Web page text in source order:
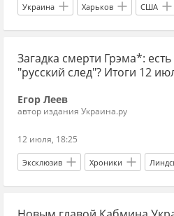
Украина Харьков США
Сергей Корецкий Тарас Качка
Михаил Федоров Нафтогаз
Мининфраструктуры
ситуация на Украине
Загадка смерти Грэма*: есть
"русский след"? Итоги 12
Егор Леев
автор издания Украина.ру
12 июля, 18:25
Эксклюзив Хроники
Владимир Зеленский Дональд
Укрнафта Демократическая